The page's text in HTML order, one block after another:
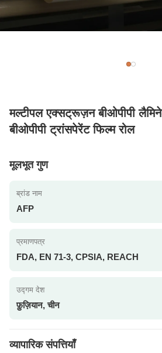
मल्टीपल एक्सट्रूज़न बीओपीपी
बीओपीपी ट्रांसपेरेंट फिल्म रोल
मूलभूत गुण
ब्रांड नाम
AFP
प्रमाणपत्र
FDA, EN 71-3, CPSIA, REACH
उद्गम देश
फ़ुज़ियान, चीन
व्यापारिक संपत्तियाँ